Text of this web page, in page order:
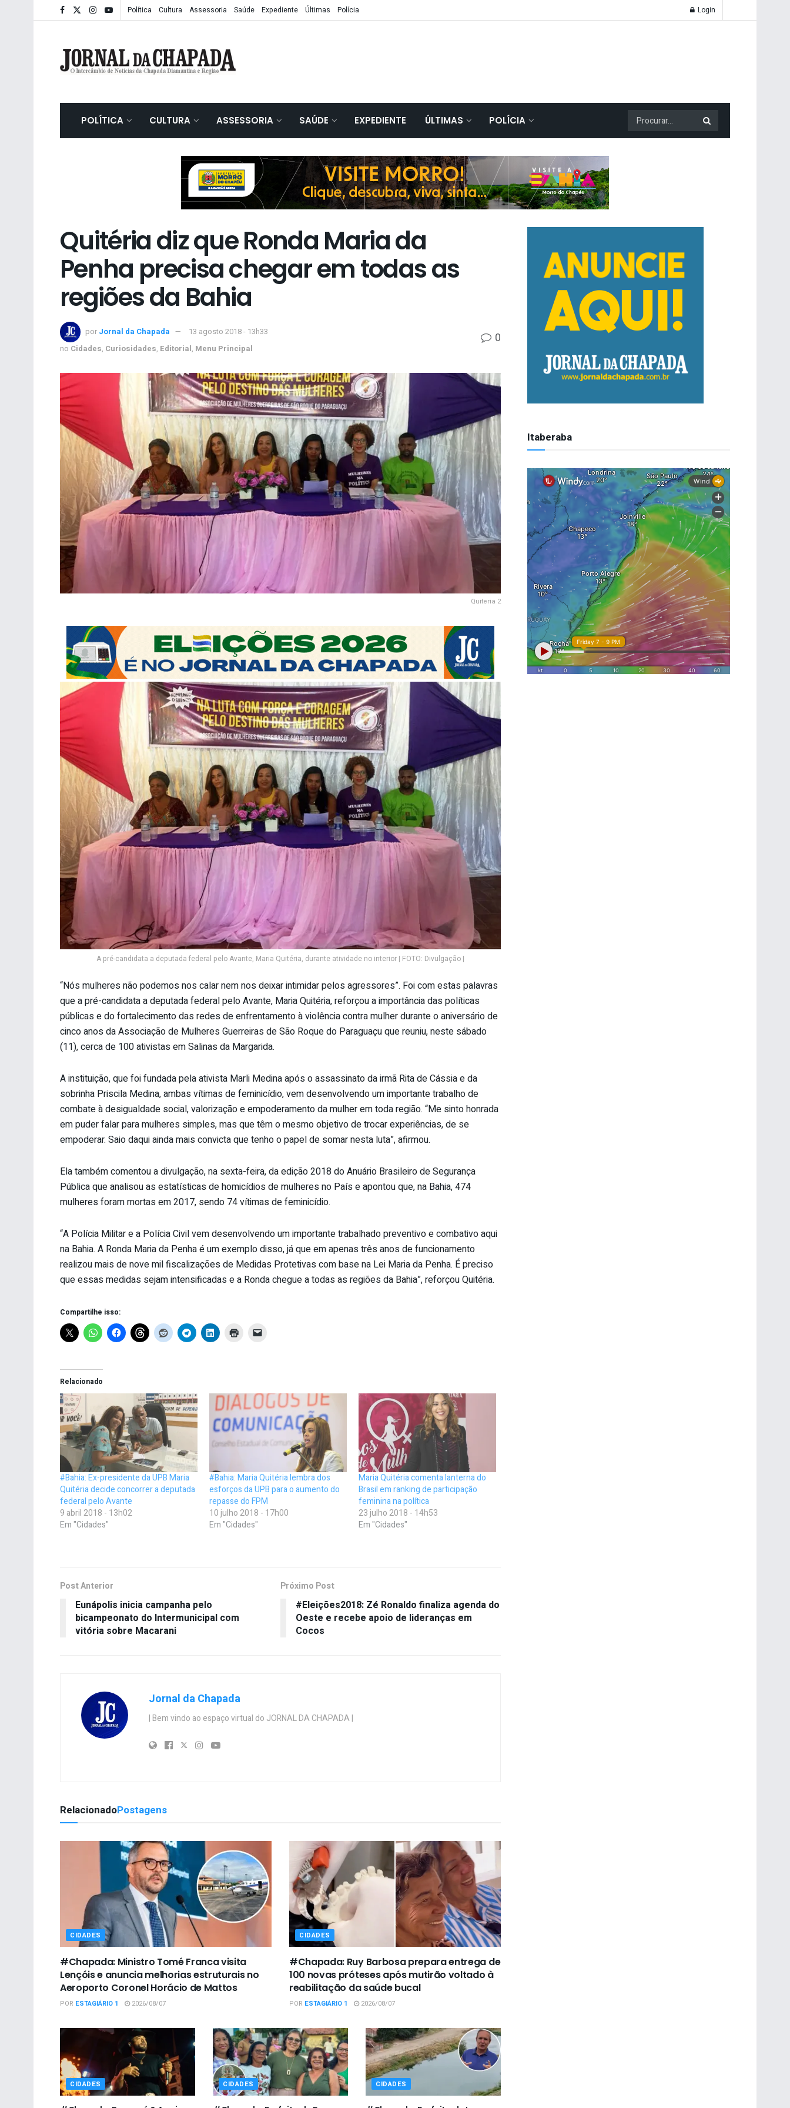
Política Cultura Assessoria Saúde Expediente Últimas Polícia Login
POLÍTICA CULTURA ASSESSORIA SAÚDE EXPEDIENTE ÚLTIMAS POLÍCIA
Quitéria diz que Ronda Maria da
Penha precisa chegar em todas as
regiões da Bahia
por Jornal da Chapada
13 agosto 2018 - 13h33
no Cidades, Curiosidades, Editorial, Menu Principal
0
Quiteria 2
A pré-candidata a deputada federal pelo Avante, Maria Quitéria, durante atividade no interior | FOTO: Divulgação |
“Nós mulheres não podemos nos calar nem nos deixar intimidar pelos agressores”. Foi com estas palavras
que a pré-candidata a deputada federal pelo Avante, Maria Quitéria, reforçou a importância das políticas
públicas e do fortalecimento das redes de enfrentamento à violência contra mulher durante o aniversário de
cinco anos da Associação de Mulheres Guerreiras de São Roque do Paraguaçu que reuniu, neste sábado
(11), cerca de 100 ativistas em Salinas da Margarida.
A instituição, que foi fundada pela ativista Marli Medina após o assassinato da irmã Rita de Cássia e da
sobrinha Priscila Medina, ambas vítimas de feminicídio, vem desenvolvendo um importante trabalho de
combate à desigualdade social, valorização e empoderamento da mulher em toda região. “Me sinto honrada
em puder falar para mulheres simples, mas que têm o mesmo objetivo de trocar experiências, de se
empoderar. Saio daqui ainda mais convicta que tenho o papel de somar nesta luta”, afirmou.
Ela também comentou a divulgação, na sexta-feira, da edição 2018 do Anuário Brasileiro de Segurança
Pública que analisou as estatísticas de homicídios de mulheres no País e apontou que, na Bahia, 474
mulheres foram mortas em 2017, sendo 74 vítimas de feminicídio.
“A Polícia Militar e a Polícia Civil vem desenvolvendo um importante trabalhado preventivo e combativo aqui
na Bahia. A Ronda Maria da Penha é um exemplo disso, já que em apenas três anos de funcionamento
realizou mais de nove mil fiscalizações de Medidas Protetivas com base na Lei Maria da Penha. É preciso
que essas medidas sejam intensificadas e a Ronda chegue a todas as regiões da Bahia”, reforçou Quitéria.
Compartilhe isso:
Relacionado
#Bahia: Ex-presidente da UPB Maria
Quitéria decide concorrer a deputada
federal pelo Avante
9 abril 2018 - 13h02
Em "Cidades"
#Bahia: Maria Quitéria lembra dos
esforços da UPB para o aumento do
repasse do FPM
10 julho 2018 - 17h00
Em "Cidades"
Maria Quitéria comenta lanterna do
Brasil em ranking de participação
feminina na política
23 julho 2018 - 14h53
Em "Cidades"
Post Anterior
Eunápolis inicia campanha pelo
bicampeonato do Intermunicipal com
vitória sobre Macarani
Próximo Post
#Eleições2018: Zé Ronaldo finaliza agenda do
Oeste e recebe apoio de lideranças em
Cocos
Jornal da Chapada
| Bem vindo ao espaço virtual do JORNAL DA CHAPADA |
RelacionadoPostagens
CIDADES
#Chapada: Ministro Tomé Franca visita
Lençóis e anuncia melhorias estruturais no
Aeroporto Coronel Horácio de Mattos
POR ESTAGIÁRIO 1 2026/08/07
CIDADES
#Chapada: Ruy Barbosa prepara entrega de
100 novas próteses após mutirão voltado à
reabilitação da saúde bucal
POR ESTAGIÁRIO 1 2026/08/07
CIDADES CIDADES CIDADES
Itaberaba